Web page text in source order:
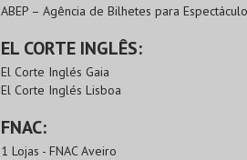
ABEP – Agência de Bilhetes para
EL CORTE INGLÊS:
El Corte Inglés Gaia
El Corte Inglés Lisboa
FNAC:
1 Lojas - FNAC Aveiro